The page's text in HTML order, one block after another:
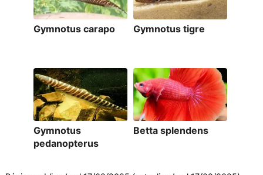
Gymnotus carapo Gymnotus tigre
Gymnotus
pedanopterus
Betta splendens